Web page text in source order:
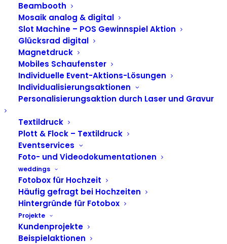
Beambooth
Mosaik analog & digital
Slot Machine – POS Gewinnspiel Aktion
Glücksrad digital
Magnetdruck
Mobiles Schaufenster
Individuelle Event-Aktions-Lösungen
Individualisierungsaktionen
Personalisierungsaktion durch Laser und Gravur
Textildruck
Plott & Flock – Textildruck
Eventservices
Foto- und Videodokumentationen
weddings
Fotobox für Hochzeit
Häufig gefragt bei Hochzeiten
Hintergründe für Fotobox
Projekte
Kundenprojekte
Beispielaktionen
BALLON DOME – DER
WOW-EFFEKT FÜR
DEIN EVENT!
Du suchst nach einem echten Hingucker,
der deine Gäste begeistert, für